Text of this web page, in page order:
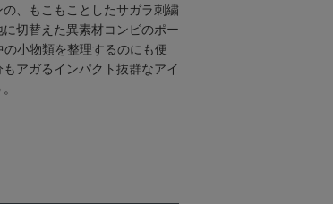
、もこもことしたサガラ刺繍
切替えた異素材コンビのポー
小物類を整理するのにも便
アガるインパクト抜群なアイ